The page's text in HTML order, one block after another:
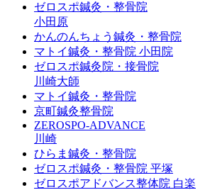
ゼロスポ鍼灸・整骨院
小田原
かんのんちょう鍼灸・整骨院
マトイ鍼灸・整骨院 小田院
ゼロスポ鍼灸院・接骨院
川崎大師
マトイ鍼灸・整骨院
京町鍼灸整骨院
ZEROSPO-ADVANCE
川崎
ひらま鍼灸・整骨院
ゼロスポ鍼灸・整骨院 平塚
ゼロスポアドバンス整体院 白楽